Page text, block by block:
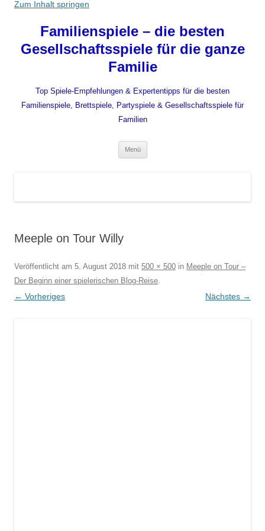
Zum Inhalt springen
Familienspiele – die besten
Gesellschaftsspiele für die ganze
Familie
Top Spiele-Empfehlungen & Expertentipps für die besten
Familienspiele, Brettspiele, Partyspiele & Gesellschaftsspiele für
Familien
Menü
Meeple on Tour Willy
Veröffentlicht am 5. August 2018 mit 500 × 500 in Meeple on Tour –
Der Beginn einer spielerischen Blog-Reise.
← Vorheriges Nächstes →